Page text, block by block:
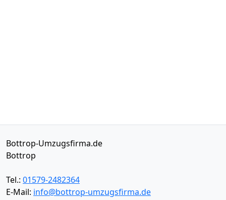
Bottrop-Umzugsfirma.de
Bottrop
Tel.: 01579-2482364
E-Mail: info@bottrop-umzugsfirma.de